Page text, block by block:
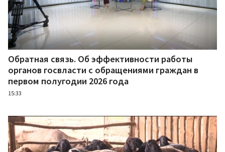
Обратная связь. Об эффективности работы
органов госвласти с обращениями граждан в
первом полугодии 2026 года
15:33